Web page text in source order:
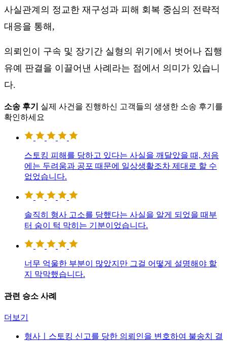
사실관계의 정교한 재구성과 피해 회복 중심의 전략적
대응을 통해 ,
의뢰인이 구속 및 장기간 실형의 위기에서 벗어나 집행
유예 판결을 이끌어낸 사례라는 점에서 의미가 있습니
다.
소송 후기 실제 사건을 진행하신 고객들의 생생한 소송 후기를
확인하세요
스토킹 피해를 당하고 있다는 사실을 깨달았을 때, 처음
에는 두려움과 공포 때문에 일상생활조차 제대로 할 수
없었습니다.
솔직히 형사 고소를 당했다는 사실을 알게 되었을 때부
터 숨이 턱 막히는 기분이었습니다.
너무 억울한 부분이 많았지만 그걸 어떻게 설명해야 할
지 막막했습니다.
관련 승소 사례
더보기
형사ㅣ스토킹 신고를 당한 의뢰인을 변호하여 불송치 결